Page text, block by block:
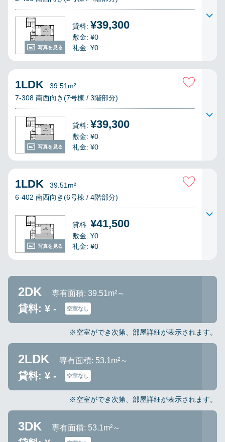
写真を見る
貸料: ¥39,300
敷金: ¥0
礼金: ¥0
写真を見る
1LDK
39.51m²
7-308 南西向き(7号棟 / 3階部分)
貸料: ¥39,300
敷金: ¥0
礼金: ¥0
写真を見る
1LDK
39.51m²
6-402 南西向き(6号棟 / 4階部分)
貸料: ¥41,500
敷金: ¥0
礼金: ¥0
2DK 専有面積: 39.51m²～
貸料: ¥ - 空室なし
※空室ができ次第、部屋詳細が表示されます。
2LDK 専有面積: 53.1m²～
貸料: ¥ - 空室なし
※空室ができ次第、部屋詳細が表示されます。
3DK 専有面積: 53.1m²～